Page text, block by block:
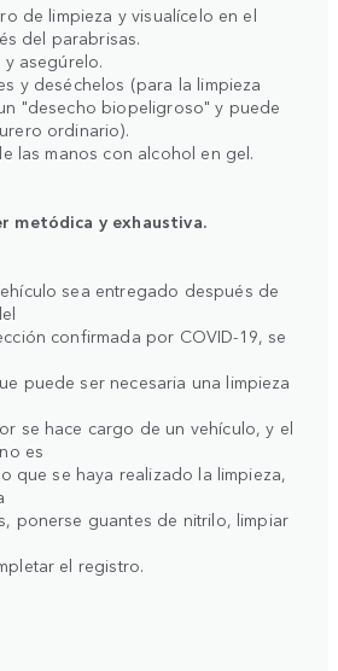
de limpieza y visualícelo en el
del parabrisas.
asegúrelo.
y deséchelos (para la limpieza
"desecho biopeligroso" y puede
ordinario).
las manos con alcohol en gel.
metódica y exhaustiva.
sea entregado después de
confirmada por COVID-19, se
puede ser necesaria una limpieza
se hace cargo de un vehículo, y el
es
que se haya realizado la limpieza,
ponerse guantes de nitrilo, limpiar
el registro.